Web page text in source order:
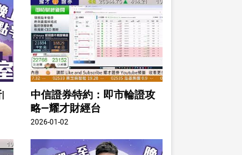
中信證券特約：即市輪證攻
略—耀才財經台
2026-01-02